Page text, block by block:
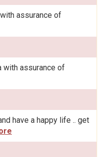
assurance of
with assurance of
have a happy life .. get